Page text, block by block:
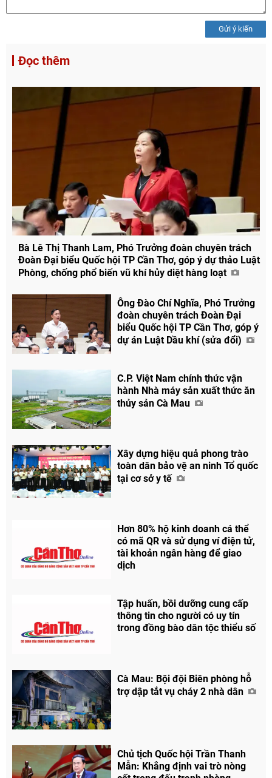
Gửi ý kiến
Đọc thêm
Bà Lê Thị Thanh Lam, Phó Trưởng đoàn chuyên trách
Đoàn Đại biểu Quốc hội TP Cần Thơ, góp ý dự thảo Luật
Phòng, chống phổ biến vũ khí hủy diệt hàng loạt
Ông Đào Chí Nghĩa, Phó Trưởng
đoàn chuyên trách Đoàn Đại
biểu Quốc hội TP Cần Thơ, góp ý
dự án Luật Dầu khí (sửa đổi)
C.P. Việt Nam chính thức vận
hành Nhà máy sản xuất thức ăn
thủy sản Cà Mau
Xây dựng hiệu quả phong trào
toàn dân bảo vệ an ninh Tổ quốc
tại cơ sở y tế
Hơn 80% hộ kinh doanh cá thể
có mã QR và sử dụng ví điện tử,
tài khoản ngân hàng để giao
dịch
Tập huấn, bồi dưỡng cung cấp
thông tin cho người có uy tín
trong đồng bào dân tộc thiểu số
Cà Mau: Bội đội Biên phòng hỗ
trợ dập tắt vụ cháy 2 nhà dân
Chủ tịch Quốc hội Trần Thanh
Mẫn: Khẳng định vai trò nòng